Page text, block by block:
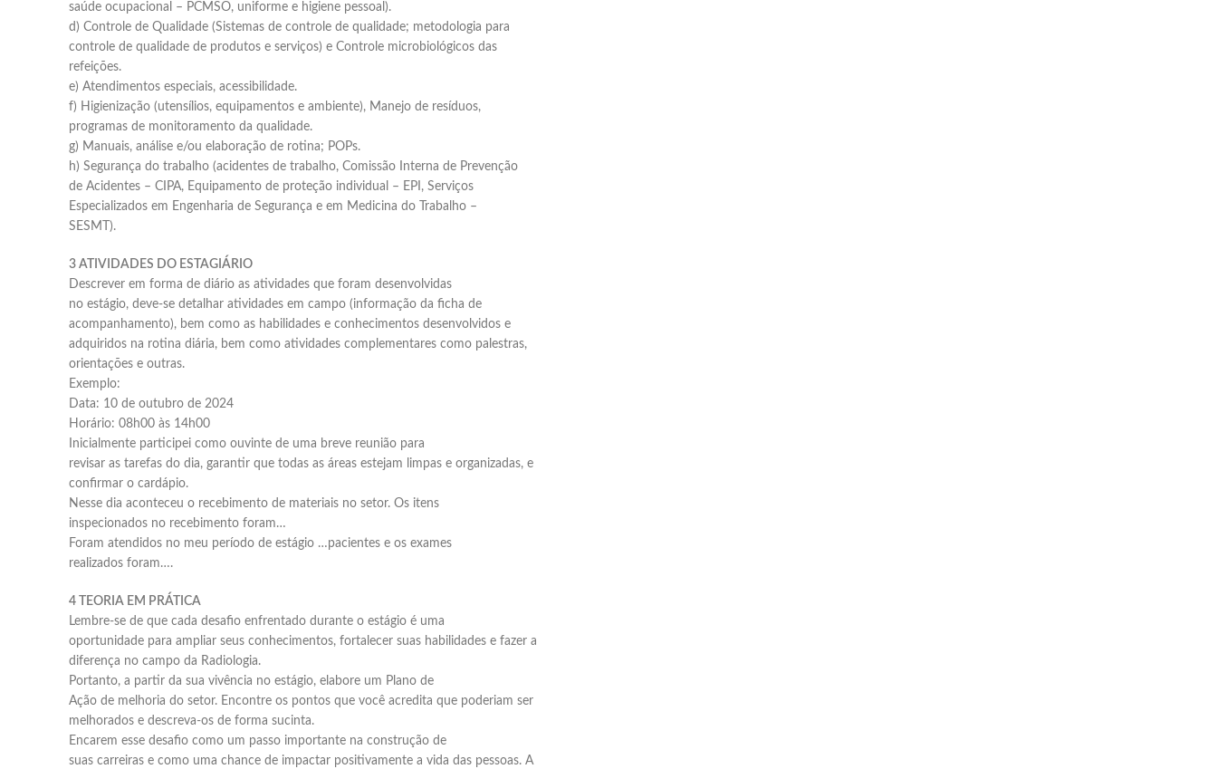
saúde ocupacional – PCMSO, uniforme e higiene pessoal).
d) Controle de Qualidade (Sistemas de controle de qualidade; metodologia para
controle de qualidade de produtos e serviços) e Controle microbiológicos das
refeições.
e) Atendimentos especiais, acessibilidade.
f) Higienização (utensílios, equipamentos e ambiente), Manejo de resíduos,
programas de monitoramento da qualidade.
g) Manuais, análise e/ou elaboração de rotina; POPs.
h) Segurança do trabalho (acidentes de trabalho, Comissão Interna de Prevenção
de Acidentes – CIPA, Equipamento de proteção individual – EPI, Serviços
Especializados em Engenharia de Segurança e em Medicina do Trabalho –
SESMT).
3 ATIVIDADES DO ESTAGIÁRIO
Descrever em forma de diário as atividades que foram desenvolvidas
no estágio, deve-se detalhar atividades em campo (informação da ficha de
acompanhamento), bem como as habilidades e conhecimentos desenvolvidos e
adquiridos na rotina diária, bem como atividades complementares como palestras,
orientações e outras.
Exemplo:
Data: 10 de outubro de 2024
Horário: 08h00 às 14h00
Inicialmente participei como ouvinte de uma breve reunião para
revisar as tarefas do dia, garantir que todas as áreas estejam limpas e organizadas, e
confirmar o cardápio.
Nesse dia aconteceu o recebimento de materiais no setor. Os itens
inspecionados no recebimento foram…
Foram atendidos no meu período de estágio …pacientes e os exames
realizados foram….
4 TEORIA EM PRÁTICA
Lembre-se de que cada desafio enfrentado durante o estágio é uma
oportunidade para ampliar seus conhecimentos, fortalecer suas habilidades e fazer a
diferença no campo da Radiologia.
Portanto, a partir da sua vivência no estágio, elabore um Plano de
Ação de melhoria do setor. Encontre os pontos que você acredita que poderiam ser
melhorados e descreva-os de forma sucinta.
Encarem esse desafio como um passo importante na construção de
suas carreiras e como uma chance de impactar positivamente a vida das pessoas. A
Envio imediato